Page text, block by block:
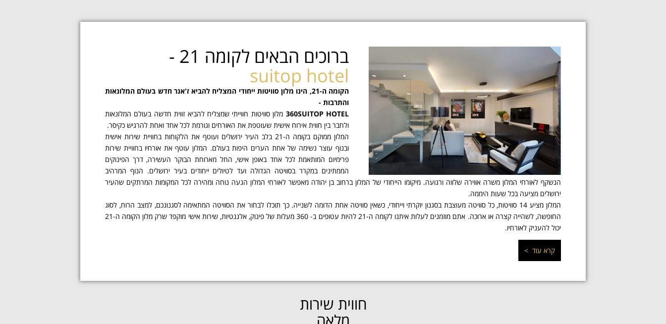
ברוכים הבאים לקומה 21 -
suitop hotel
הקומה ה-21, הינו מלון סוויטות ייחודי המצליח להביא ז'אנר חדש בעולם המלונאות
והתרבות -
360SUITOP HOTEL מלון סוויטות חווייתי שמצליח להביא זווית חדשה בעולם המלונאות
ולחבר בין חווית אירוח אישית שעוטפת את האורחים וגורמת לכל אחד ואחת להרגיש כקיסר.
המלון ממוקם בקומה ה-21 בלב העיר ירושלים ועוטף את הלקוחות בחוויית שירות אישית
ובנוף עוצר נשימה של אחת הערים היפות בעולם. המלון עוטף את אורחיו בחוויית שירות
פרימיום המותאמת לכל אחד באופן אישי, החל מארוחת הבוקר העשירה, דרך הפינוקים
הממתינים במקרר בסוויטה הגדולה ועד לטיולים ייחודים בעיר ירושלים. הנוף המרהיב
הנשקף לאורחי המלון משרה אווירה שלווה ורגועה. מיקומו הייחודי של המלון ברחוב בן יהודה מאפשר לאורחי המלון הגעה נוחה ומהירה לכל המקומות המרתקים שהעיר
ירושלים מציעה בכל שעות היממה.
המלון מציע 14 סוויטות, כל סוויטה מעוצבת בסגנון יוקרתי וייחודי, כשאין סוויטה אחת הדומה לשנייה. כך תוכלו לבחור את הסוויטה המתאימה לסגנונכם, למצב הרוח, לסוג
החופשה, לשהייה קצרה או ארוכה. אתם מוזמנים לעלות איתנו לקומה ה-21 להיות עטופים ב- 360 מעלות של פינוק, אלגנטיות, שירות אישי מוקפד שרק מלון הקומה ה-21
יכול להעניק לאורחיו.
קרא עוד >
חווית שירות